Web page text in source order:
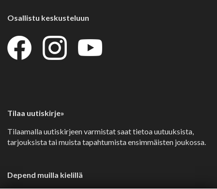
Osallistu keskusteluun
Tilaa uutiskirje»
Tilaamalla uutiskirjeen varmistat saat tietoa uutuuksista,
tarjouksista tai muista tapahtumista ensimmäisten joukossa.
Depend muilla kielillä